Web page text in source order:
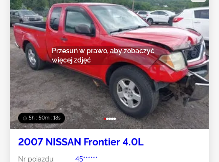
5h : 50m : 16s
Przesuń w prawo, aby zobaczyć
więcej zdjęć
2007 NISSAN Frontier 4.0L
Nr pojazdu:
45******